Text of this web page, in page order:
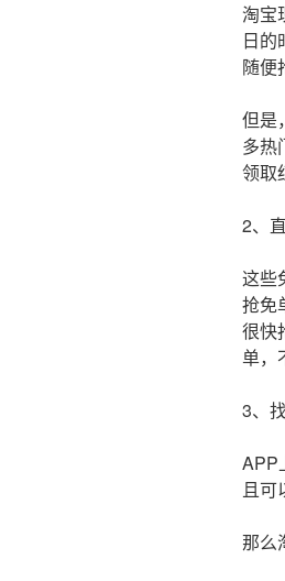
淘宝
日的
随便
但是
多热
领取
2、
这些
抢免
很快
单，
3、
APP
且可
那么